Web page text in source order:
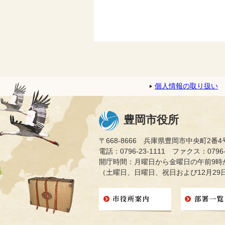
個人情報の取り扱い
豊岡市役所
〒668-8666 兵庫県豊岡市中央町2番4
電話：0796-23-1111 ファクス：
開庁時間：月曜日から金曜日の午前9
（土曜日、日曜日、祝日および12月